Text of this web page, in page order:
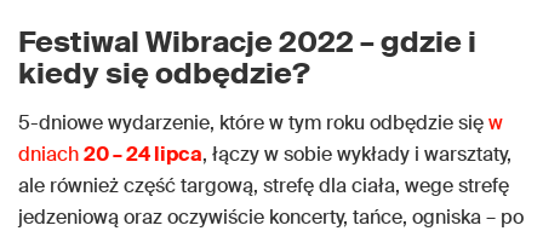
Festiwal Wibracje 2022 – gdzie i
kiedy się odbędzie?
5-dniowe wydarzenie, które w tym roku odbędzie sięw
dniach20 – 24 lipca, łączy w sobie wykłady i warsztaty,
ale również część targową, strefę dla ciała, wege strefę
jedzeniową oraz oczywiście koncerty, tańce, ogniska – po